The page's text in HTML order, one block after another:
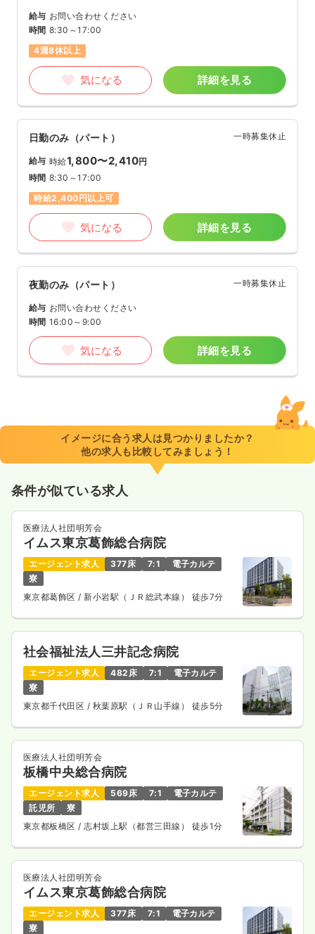
給与 お問い合わせください
時間 8:30～17:00
4週8休以上
気になる 詳細を見る
日勤のみ（パート） 一時募集休止
給与 時給1,800〜2,410円
時間 8:30～17:00
時給2,400円以上可
気になる 詳細を見る
夜勤のみ（パート） 一時募集休止
給与 お問い合わせください
時間 16:00～9:00
気になる 詳細を見る
イメージに合う求人は見つかりましたか？
他の求人も比較してみましょう！
条件が似ている求人
医療法人社団明芳会
イムス東京葛飾総合病院
エージェント求人 377床 7:1
電子カルテ
寮
東京都葛飾区 / 新小岩駅（ＪＲ総武本線） 徒歩7分
社会福祉法人三井記念病院
エージェント求人 482床 7:1
電子カルテ
寮
東京都千代田区 / 秋葉原駅（ＪＲ山手線） 徒歩5分
医療法人社団明芳会
板橋中央総合病院
エージェント求人 569床 7:1
電子カルテ
託児所
寮
東京都板橋区 / 志村坂上駅（都営三田線） 徒歩1分
医療法人社団明芳会
イムス東京葛飾総合病院
エージェント求人 377床 7:1
電子カルテ
寮